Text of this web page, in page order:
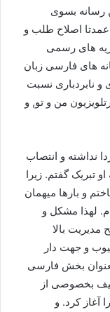
رسانه بسوی
اصلاح طلب و
های رسمی
های فارسی زبان
و نابردباری نسبت
من و تو, و
نداشته و انتصاب
تبریک گفتم. زیرا
و بارها میهمان
لهذا مشکل و
بالا
و جهت دار
از ١٧ سال پیش بعنوان بخش فارسی
بخصوصی از
آغاز کرد. و